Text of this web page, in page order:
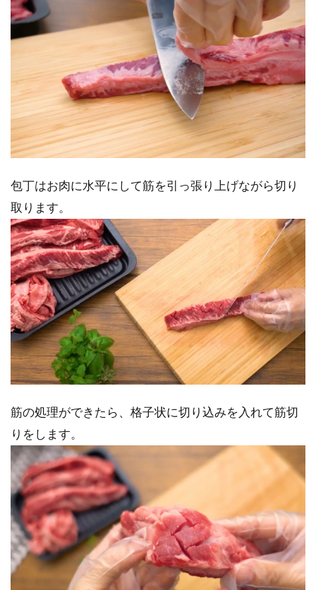
包丁はお肉に水平にして筋を引っ張り上げながら切り
取ります。
筋の処理ができたら、格子状に切り込みを入れて筋切
りをします。